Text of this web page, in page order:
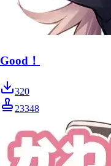
Good！
320
23348